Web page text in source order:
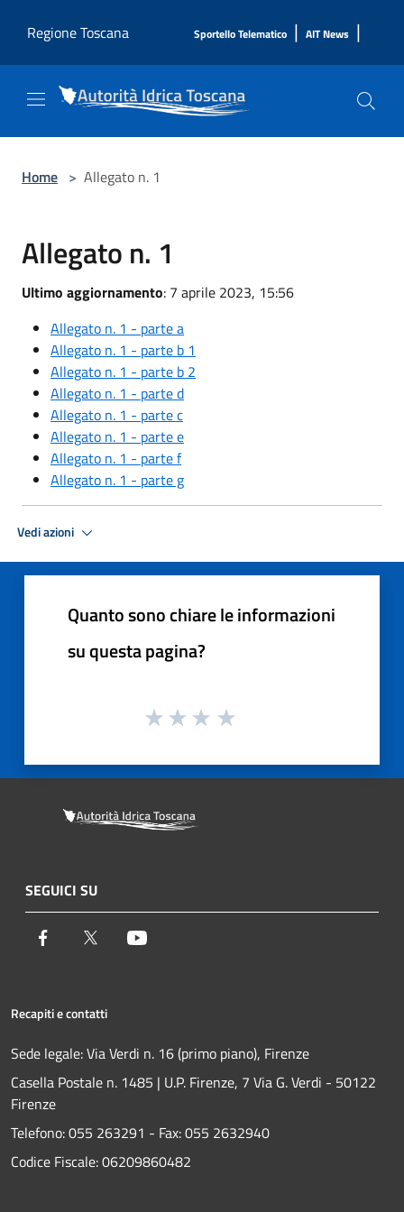
Regione Toscana
Sportello Telematico | AIT News |
Home > Allegato n. 1
Allegato n. 1
Ultimo aggiornamento: 7 aprile 2023, 15:56
Allegato n. 1 - parte a
Allegato n. 1 - parte b 1
Allegato n. 1 - parte b 2
Allegato n. 1 - parte d
Allegato n. 1 - parte c
Allegato n. 1 - parte e
Allegato n. 1 - parte f
Allegato n. 1 - parte g
Vedi azioni
Quanto sono chiare le informazioni
su questa pagina?
SEGUICI SU
Facebook Twitter
Recapiti e contatti
Sede legale: Via Verdi n. 16 (primo piano), Firenze
Casella Postale n. 1485 | U.P. Firenze, 7 Via G. Verdi - 50122
Firenze
Telefono:055 263291 - Fax:055 2632940
Codice Fiscale: 06209860482